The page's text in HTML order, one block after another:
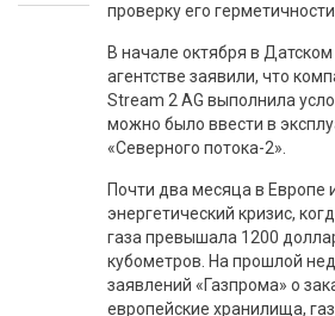
проверку его герметичности.
В начале октября в
агентстве заявили, что
Stream 2 AG выполнила
можно было ввести в
«Северного потока-2».
Почти два месяца в Европе
энергетический кризис,
газа превышала 1200
кубометров. На прошлой
заявлений «Газпрома» о
европейские хранилища,